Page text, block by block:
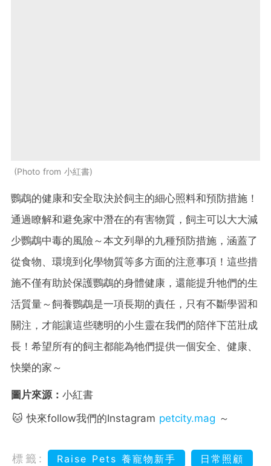
Photo from 小紅書
鸚鵡的健康和安全取決於飼主的細心照料和預防措施！
通過瞭解和避免家中潛在的有害物質，飼主可以大大減
少鸚鵡中毒的風險～本文列舉的九種預防措施，涵蓋了
從食物、環境到化學物質等多方面的注意事項！這些措
施不僅有助於保護鸚鵡的身體健康，還能提升牠們的生
活質量～飼養鸚鵡是一項長期的責任，只有不斷學習和
關注，才能讓這些聰明的小生靈在我們的陪伴下茁壯成
長！希望所有的飼主都能為牠們提供一個安全、健康、
快樂的家～
圖片來源： 小紅書
🐱 快來follow我們的Instagram petcity.mag ～
標籤: Raise Pets 養寵物新手
日常照顧